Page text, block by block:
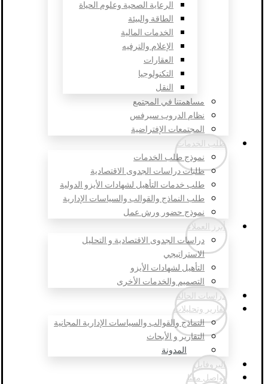
الرعاية الصحية وعلوم الحياة
الطاقة والبيئة
الخدمات المالية
الإعلام والترفيه
العقارات
التكنولوجيا
النقل
مساهمتنا في المجتمع
نظام الدروب سيرفس
المجتمعات الإفتراضية
طلب الخدمات
نموذج طلب الخدمات
طلبات دراسات الجدوى الاقتصادية
طلب خدمات التأهيل لشهادات الأيزو الدولية
طلب النماذج والقوالب والسياسات الإدارية
نموذج حضور ورش عمل
أبرز العملاء
دراسات الجدوى الاقتصادية و التحليل
الاستراتيجي
التأهيل لشهادات الأيزو
التصميم والخدمات الأخرى
دراسات الحالة
تقارير وتحليلات
النماذج والقوالب والسياسات الإدارية المجانية
التقارير و الأبحاث
المدونة
البروفايل
تواصل معنا